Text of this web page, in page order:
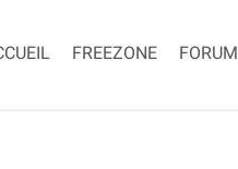
FREEZONE FORUM